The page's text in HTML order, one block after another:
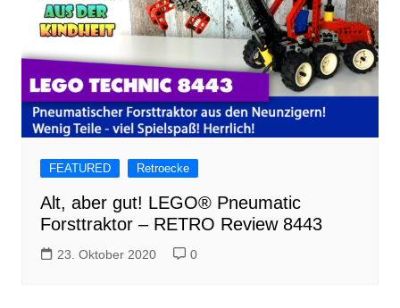
FEATURED Retroecke
Alt, aber gut! LEGO® Pneumatic
Forsttraktor – RETRO Review 8443
23. Oktober 2020 0